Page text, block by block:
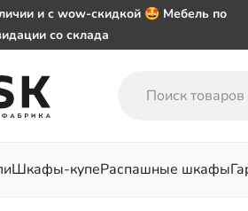
и с wow-скидкой 🤩 Мебель по
со склада
от 50 000 ₽
Наш Whatsapp переехал на номер
Шкафы-купеРаспашные шкафы